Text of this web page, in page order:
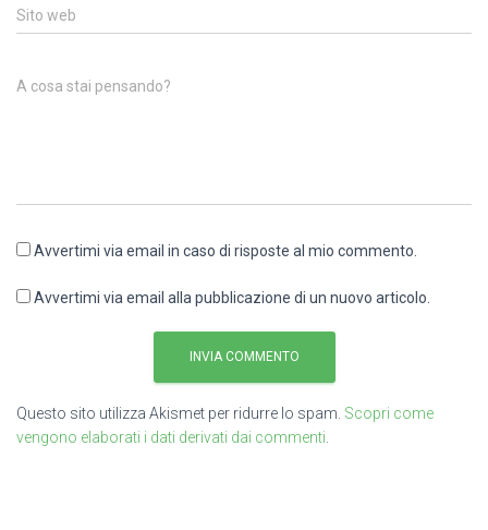
Sito web
A cosa stai pensando?
Avvertimi via email in caso di risposte al mio commento.
Avvertimi via email alla pubblicazione di un nuovo articolo.
Questo sito utilizza Akismet per ridurre lo spam. Scopri come
vengono elaborati i dati derivati dai commenti